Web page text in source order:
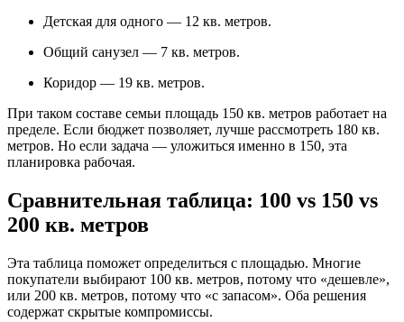
Детская для одного — 12 кв. метров.
Общий санузел — 7 кв. метров.
Коридор — 19 кв. метров.
При таком составе семьи площадь 150 кв. метров работает на
пределе. Если бюджет позволяет, лучше рассмотреть 180 кв.
метров. Но если задача — уложиться именно в 150, эта
планировка рабочая.
Сравнительная таблица: 100 vs 150 vs
200 кв. метров
Эта таблица поможет определиться с площадью. Многие
покупатели выбирают 100 кв. метров, потому что «дешевле»,
или 200 кв. метров, потому что «с запасом». Оба решения
содержат скрытые компромиссы.